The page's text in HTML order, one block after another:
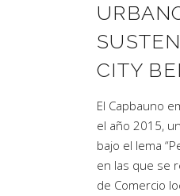
CITY
El Capbauno
el año 2015,
bajo el lema
en las que se
de Comercio